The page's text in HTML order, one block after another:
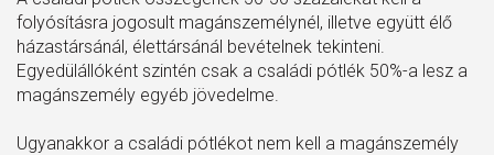
folyósításra jogosult magánszemélynél, illetve együtt élő
házastársánál, élettársánál bevételnek tekinteni.
Egyedülállóként szintén csak a családi pótlék 50%-a lesz a
magánszemély egyéb jövedelme.
Ugyanakkor a családi pótlékot nem kell a magánszemély